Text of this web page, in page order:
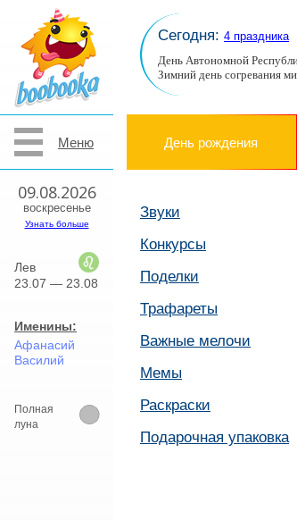
Меню
09.08.2026
воскресенье
Узнать больше
Лев
23.07 — 23.08
Именины:
Афанасий
Василий
Полная
луна
Сегодня: 4 праздника
День Автономной
Зимний день согревания
День рождения
Звуки
Конкурсы
Поделки
Трафареты
Важные мелочи
Мемы
Раскраски
Подарочная упаковка